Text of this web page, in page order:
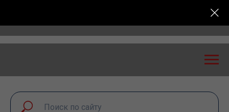
Всероссийская конференция «Транспортная